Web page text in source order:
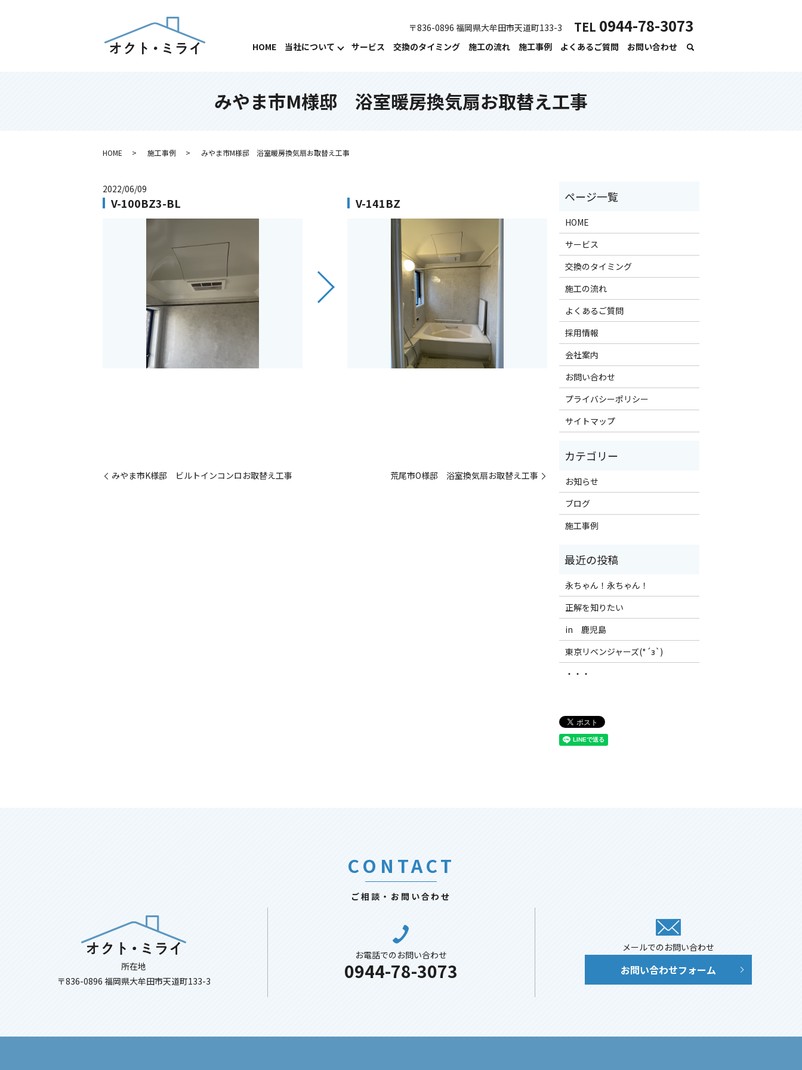
HOME 当社について サービス 交換のタイミング 施工の流れ 施工事例 よくあるご質問 お問い合わせ
〒836-0896 福岡県大牟田市天道町133-3 TEL 0944-78-3073
みやま市M様邸 浴室暖房換気扇お取替え工事
HOME 施工事例 みやま市M様邸 浴室暖房換気扇お取替え工事
2022/06/09
V-100BZ3-BL V-141BZ
みやま市K様邸 ビルトインコンロお取替え工事 荒尾市O様邸 浴室換気扇お取替え工事
HOME
サービス
交換のタイミング
施工の流れ
よくあるご質問
採用情報
会社案内
お問い合わせ
プライバシーポリシー
サイトマップ
お知らせ
ブログ
施工事例
永ちゃん！永ちゃん！
正解を知りたい
in 鹿児島
東京リベンジャーズ(*´з`)
・・・
CONTACT
ご相談・お問い合わせ
所在地
〒836-0896 福岡県大牟田市天道町133-3
お電話でのお問い合わせ
0944-78-3073
メールでのお問い合わせ
お問い合わせフォーム